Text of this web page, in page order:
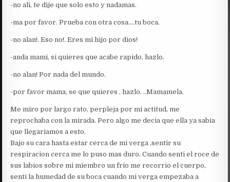
-no ali, te dije que solo esto y nadamas.
-ma por favor. Prueba con otra cosa….tu boca.
-no alan!. Eso no!. Eres mi hijo por dios!
-anda mami, si quieres que acabe rapido, hazlo.
-no alan! Por nada del mundo.
-por favor mama, se que quieres , hazlo. ..Mamamela.
Me miro por largo rato, perpleja por mi actitud, me
reprochaba con la mirada. Pero algo me decia que ella ya sabia
que llegariamos a esto.
Bajo su cara hasta estar cerca de mi verga ,sentir su
respiracion cerca me lo puso mas duro. Cuando senti el roce de
sus labios sobre mi miembro un frio me recorrio el cuerpo,
senti la humedad de su boca cuando mi verga empezaba a